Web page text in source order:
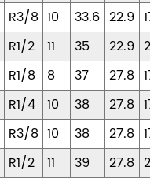
R3/8 10 33.6 22.9
R1/2 11 35 22.9
R1/8 8 37 27.8
R1/4 10 38 27.8
R3/8 10 38 27.8
R1/2 11 39 27.8